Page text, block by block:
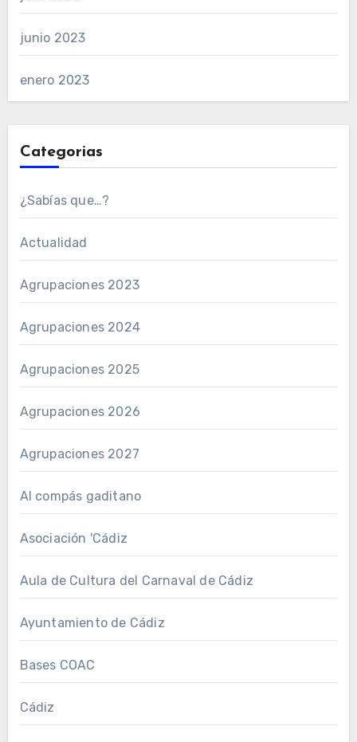
junio 2023
enero 2023
Categorias
¿Sabías que…?
Actualidad
Agrupaciones 2023
Agrupaciones 2024
Agrupaciones 2025
Agrupaciones 2026
Agrupaciones 2027
Al compás gaditano
Asociación 'Cádiz
Aula de Cultura del Carnaval de Cádiz
Ayuntamiento de Cádiz
Bases COAC
Cádiz